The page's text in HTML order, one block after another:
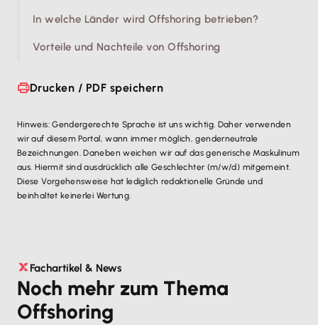
In welche Länder wird Offshoring betrieben?
Vorteile und Nachteile von Offshoring
Drucken / PDF speichern
Hinweis: Gendergerechte Sprache ist uns wichtig. Daher verwenden
wir auf diesem Portal, wann immer möglich, genderneutrale
Bezeichnungen. Daneben weichen wir auf das generische Maskulinum
aus. Hiermit sind ausdrücklich alle Geschlechter (m/w/d) mitgemeint.
Diese Vorgehensweise hat lediglich redaktionelle Gründe und
beinhaltet keinerlei Wertung.
Fachartikel & News
Noch mehr zum Thema
Offshoring